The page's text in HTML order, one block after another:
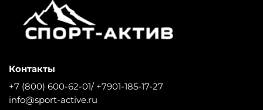
Контакты
+7 (800) 600-62-01/ +7901-185-17-27
info@sport-active.ru